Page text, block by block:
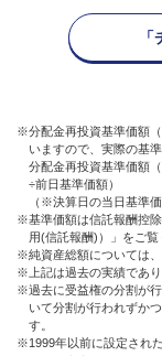
※分配金再投資基準価額
いますので、実際の基
分配金再投資基準価額
÷前日基準価額）
（※決算日の当日基準
※基準価額は信託報酬控
用(信託報酬)）」をご覧
※純資産総額については、
※上記は過去の実績であ
※過去に受益権の分割が
いて分割が行われずか
す。
※1999年以前に設定され